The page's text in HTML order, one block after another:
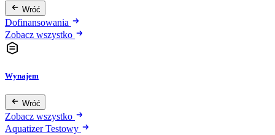
Wróć
Dofinansowania
Zobacz wszystko
Wynajem
Wróć
Zobacz wszystko
Aquatizer Testowy